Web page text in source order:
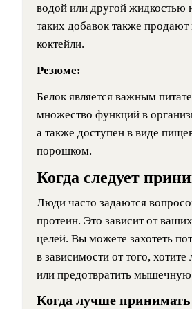
водой или другой
таких добавок также
коктейли.
Резюме:
Белок является важным
множество функций в
а также доступен в виде
порошком.
Когда следует
Люди часто задаются
протеин. Это зависит от
целей. Вы можете захотеть
в зависимости от того,
или предотвратить
Когда лучше